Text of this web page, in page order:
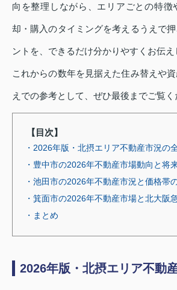
向を整理しながら、エリアごとの特徴
却・購入のタイミングを考えるうえで
ントを、できるだけ分かりやすくお伝え
これからの数年を見据えた住み替えや
えでの参考として、ぜひ最後までご覧く
【目次】
・2026年版・北摂エリア不動産市況の
・豊中市の2026年不動産市場動向と将
・池田市の2026年不動産市況と価格帯
・箕面市の2026年不動産市場と北大阪
・まとめ
2026年版・北摂エリア不動